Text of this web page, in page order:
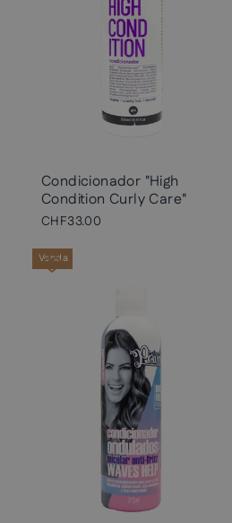
Condicionador "High
Condition Curly Care"
CHF33.00
Venda